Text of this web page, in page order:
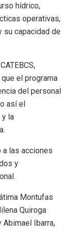
hídrico,
operativas,
su capacidad de
el programa
del personal
así el
la
a las acciones
y
Montufas
Quiroga
Abimael Ibarra,